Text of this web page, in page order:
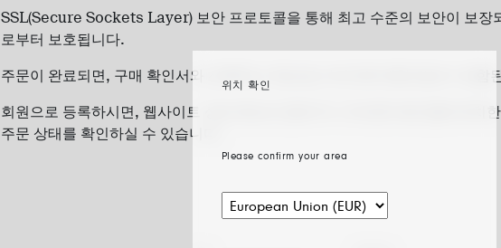
위치 확인
Please confirm your area
SSL(Secure Sockets Layer) 보안 프로토콜을 통해 최고 수준의 보안이 보장
로부터 보호됩니다.
주문이 완료되면, 구매 확인서와 선택하신 색상 및 사이즈에 대한 정보가 포함
회원으로 등록하시면, 웹사이트 상단 메뉴의 장바구니 아이콘 바로 옆에 위치
주문 상태를 확인하실 수 있습니다